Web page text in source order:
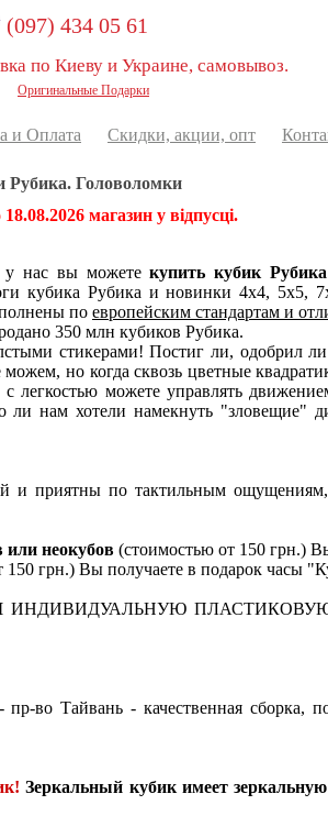
(097) 434 05 61
по Киеву и Украине, самовывоз.
Оригинальные Подарки
и Оплата Скидки, акции, опт
Рубика. Головоломки
магазин у відпусці.
у нас вы можетекупить кубик Рубика
кубика Рубика и новинки 4х4, 5х5,
по европейским стандартам и
350 млн кубиков Рубика.
стикерами! Постиг ли, одобрил ли
но когда сквозь цветные
можете управлять
нам хотели намекнуть "зловещие"
приятны по тактильным ощущениям,
неокубов (стоимостью от 150 грн.)
150 грн.) Вы получаете в подарок часы
ИНДИВИДУАЛЬНУЮ
во Тайвань - качественная сборка,
Зеркальный кубик имеет